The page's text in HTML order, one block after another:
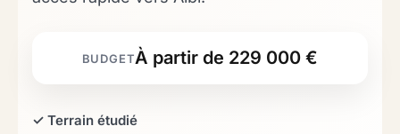
À partir de 229 000 €
✓ Terrain étudié